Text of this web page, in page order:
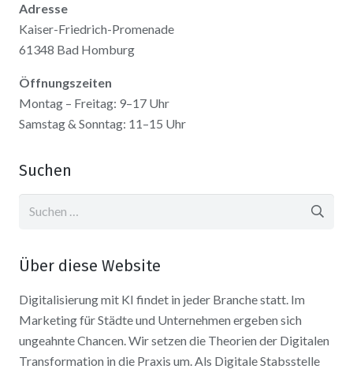
Adresse
Kaiser-Friedrich-Promenade
61348 Bad Homburg
Öffnungszeiten
Montag – Freitag: 9–17 Uhr
Samstag & Sonntag: 11–15 Uhr
Suchen
Über diese Website
Digitalisierung mit KI findet in jeder Branche statt. Im
Marketing für Städte und Unternehmen ergeben sich
ungeahnte Chancen. Wir setzen die Theorien der Digitalen
Transformation in die Praxis um. Als Digitale Stabsstelle